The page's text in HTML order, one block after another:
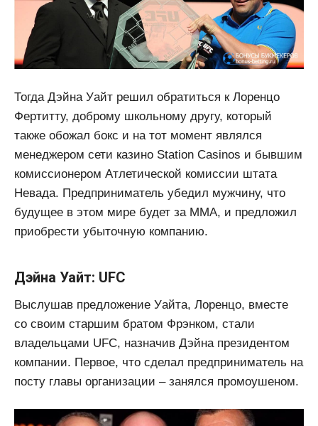
Тогда Дэйна Уайт решил обратиться к Лоренцо
Фертитту, доброму школьному другу, который
также обожал бокс и на тот момент являлся
менеджером сети казино Station Casinos и бывшим
комиссионером Атлетической комиссии штата
Невада. Предприниматель убедил мужчину, что
будущее в этом мире будет за ММА, и предложил
приобрести убыточную компанию.
Дэйна Уайт: UFC
Выслушав предложение Уайта, Лоренцо, вместе
со своим старшим братом Фрэнком, стали
владельцами UFC, назначив Дэйна президентом
компании. Первое, что сделал предприниматель на
посту главы организации – занялся промоушеном.